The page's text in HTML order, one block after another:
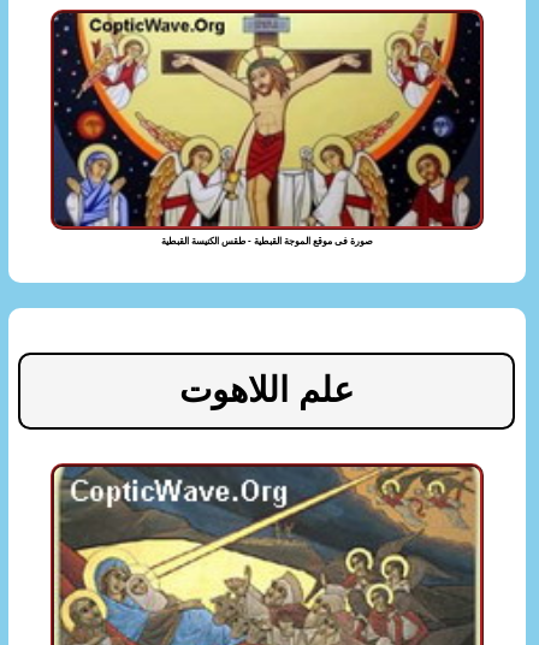
صورة فى موقع الموجة القبطية - طقس الكنيسة القبطية
علم اللاهوت